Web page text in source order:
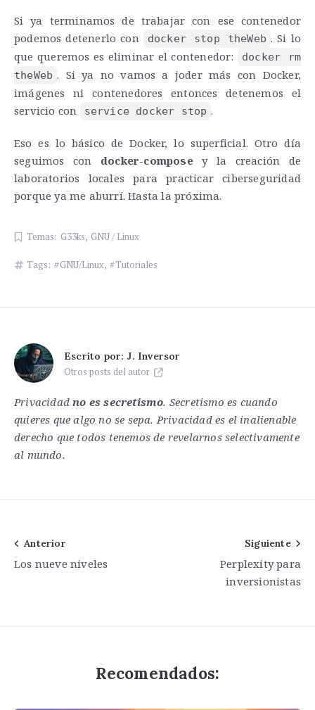
Si ya terminamos de trabajar con ese contenedor
podemos detenerlo con
docker stop theWeb . Si lo
que queremos es eliminar el contenedor:
docker rm
theWeb . Si ya no vamos a joder más con Docker,
imágenes ni contenedores entonces detenemos el
servicio con
service docker stop .
Eso es lo básico de Docker, lo superficial. Otro día
seguimos con docker-composey la creación de
laboratorios locales para practicar ciberseguridad
porque ya me aburrí. Hasta la próxima.
Temas: G33ks, GNU / Linux
Tags: GNU/Linux, Tutoriales
Escrito por: J. Inversor
Otros posts del autor
Privacidad no es secretismo. Secretismo es cuando
quieres que algo no se sepa. Privacidad es el inalienable
derecho que todos tenemos de revelarnos selectivamente
al mundo.
Navegación
de
Anterior
Los nueve niveles
Siguiente
Perplexity para
inversionistas
Recomendados: